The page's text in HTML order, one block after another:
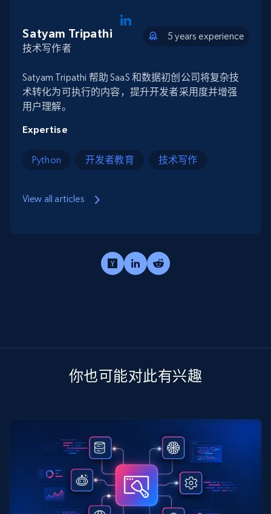
Satyam Tripathi
技术写作者
5 years experience
Satyam Tripathi 帮助 SaaS 和数据初创公司将复杂技
术转化为可执行的内容，提升开发者采用度并增强
用户理解。
Expertise
Python 开发者教育 技术写作
View all articles
你也可能对此有兴趣